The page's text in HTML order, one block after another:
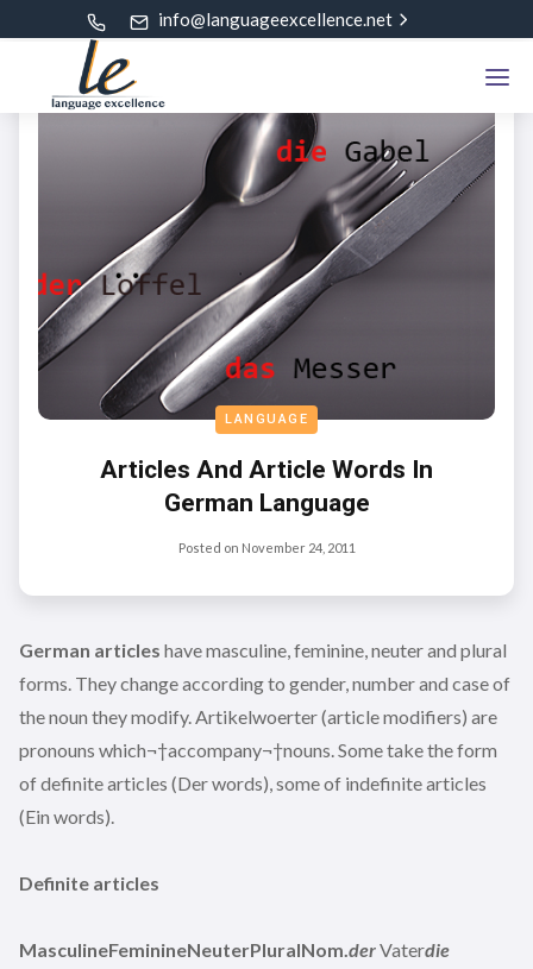
info@languageexcellence.net
LANGUAGE
Articles And Article Words In
German Language
Posted on November 24, 2011
German articles have masculine, feminine, neuter and plural
forms. They change according to gender, number and case of
the noun they modify. Artikelwoerter (article modifiers) are
pronouns which¬†accompany¬†nouns. Some take the form
of definite articles (Der words), some of indefinite articles
(Ein words).
Definite articles
MasculineFeminineNeuterPluralNom. derVaterdie